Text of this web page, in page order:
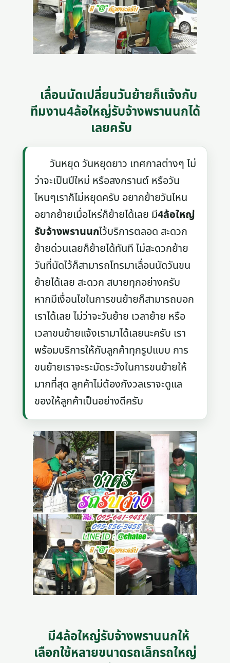
เลื่อนนัดเปลี่ยนวันย้ายก็แจ้งกับ
ทีมงาน4ล้อใหญ่รับจ้างพรานนกได้
เลยครับ
วันหยุด วันหยุดยาว เทศกาลต่างๆ ไม่
ว่าจะเป็นปีใหม่ หรือสงกรานต์ หรือวัน
ไหนๆเราก็ไม่หยุดครับ อยากย้ายวันไหน
อยากย้ายเมื่อไหร่ก็ย้ายได้เลย มี4ล้อใหญ่
รับจ้างพรานนกไว้บริการตลอด สะดวก
ย้ายด่วนเลยก็ย้ายได้ทันที ไม่สะดวกย้าย
วันที่นัดไว้ก็สามารถโทรมาเลื่อนนัดวันขน
ย้ายได้เลย สะดวก สบายทุกอย่างครับ
หากมีเงื่อนไขในการขนย้ายก็สามารถบอก
เราได้เลย ไม่ว่าจะวันย้าย เวลาย้าย หรือ
เวลาขนย้ายแจ้งเรามาได้เลยนะครับ เรา
พร้อมบริการให้กับลูกค้าทุกรูปแบบ การ
ขนย้ายเราจะระมัดระวังในการขนย้ายให้
มากที่สุด ลูกค้าไม่ต้องกังวลเราจะดูแล
ของให้ลูกค้าเป็นอย่างดีครับ
มี4ล้อใหญ่รับจ้างพรานนกให้
เลือกใช้หลายขนาดรถเล็กรถใหญ่